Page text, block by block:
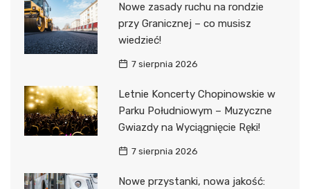
Nowe zasady ruchu na rondzie
przy Granicznej – co musisz
wiedzieć!
7 sierpnia 2026
Letnie Koncerty Chopinowskie w
Parku Południowym – Muzyczne
Gwiazdy na Wyciągnięcie Ręki!
7 sierpnia 2026
Nowe przystanki, nowa jakość: